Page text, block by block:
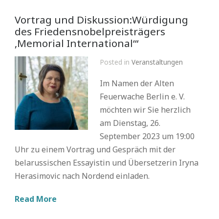
Vortrag und Diskussion:Würdigung
des Friedensnobelpreisträgers
‚Memorial International‘“
Posted inVeranstaltungen
Im Namen der Alten
Feuerwache Berlin e. V.
möchten wir Sie herzlich
am Dienstag, 26.
September 2023 um 19:00
Uhr zu einem Vortrag und Gespräch mit der
belarussischen Essayistin und Übersetzerin Iryna
Herasimovic nach Nordend einladen.
Read More